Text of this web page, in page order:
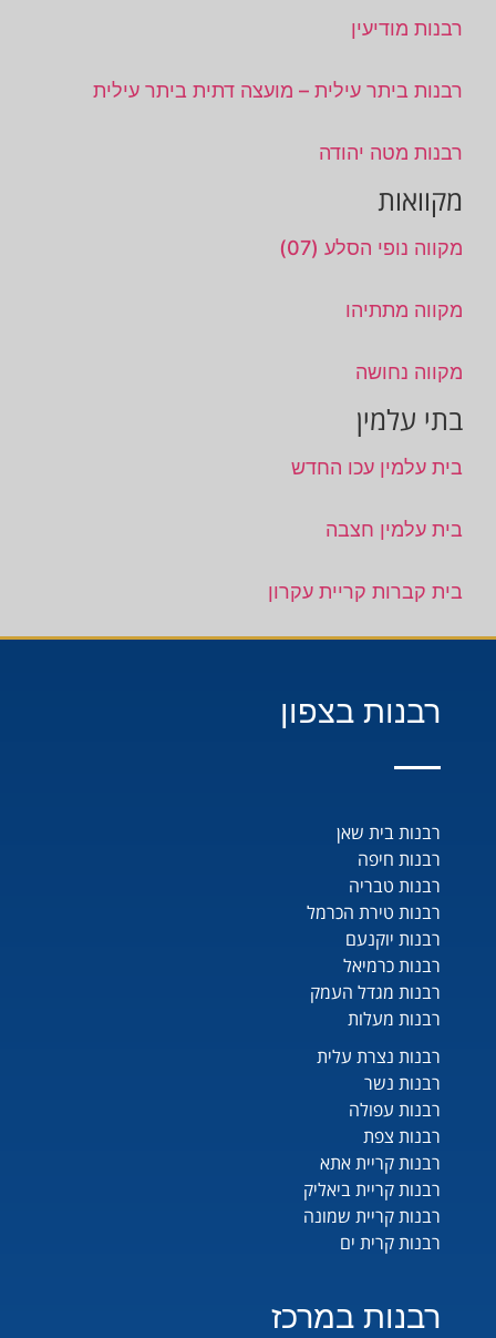
רבנות מודיעין
רבנות ביתר עילית – מועצה דתית ביתר עילית
רבנות מטה יהודה
מקוואות
מקווה נופי הסלע (07)
מקווה מתתיהו
מקווה נחושה
בתי עלמין
בית עלמין עכו החדש
בית עלמין חצבה
בית קברות קריית עקרון
רבנות בצפון
רבנות בית שאן
רבנות חיפה
רבנות טבריה
רבנות טירת הכרמל
רבנות יוקנעם
רבנות כרמיאל
רבנות מגדל העמק
רבנות מעלות
רבנות נצרת עלית
רבנות נשר
רבנות עפולה
רבנות צפת
רבנות קריית אתא
רבנות קריית ביאליק
רבנות קריית שמונה
רבנות קרית ים
רבנות במרכז